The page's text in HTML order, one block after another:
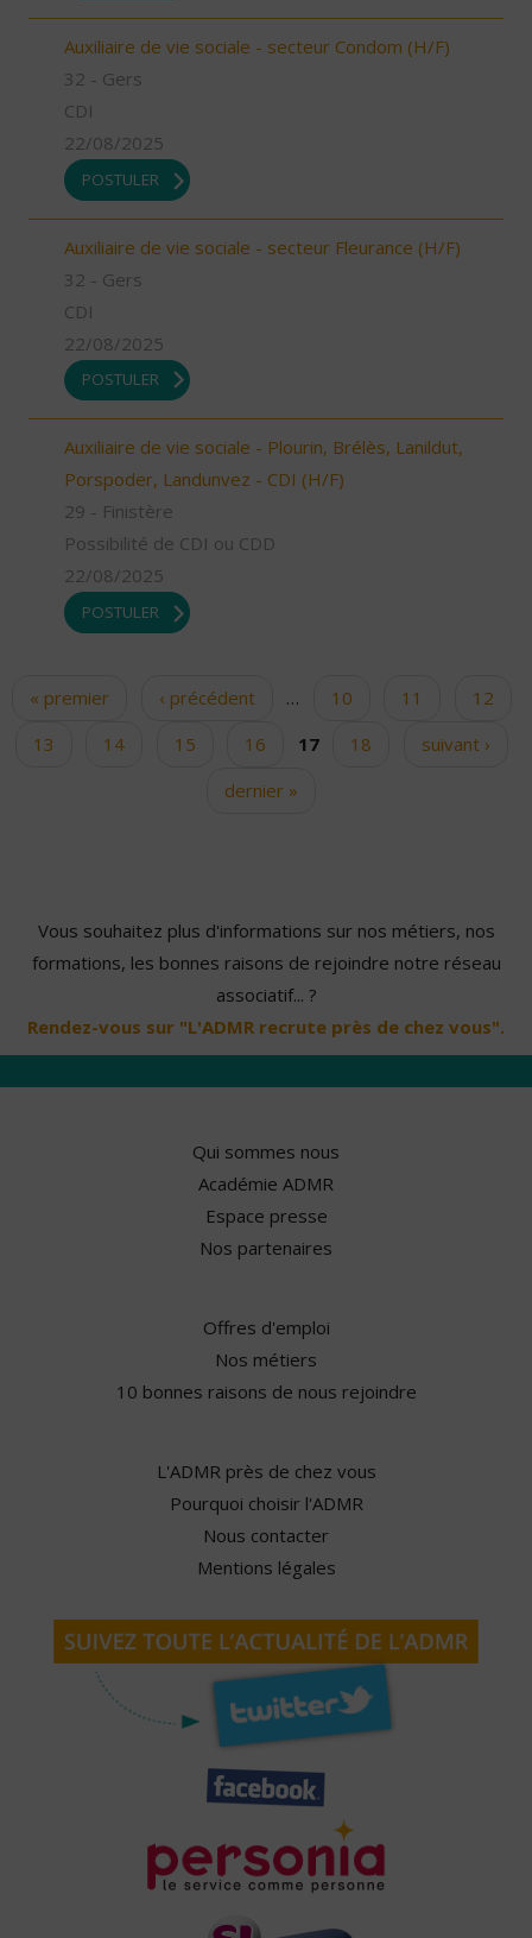
Auxiliaire de vie sociale - secteur Condom (H/F)
32 - Gers
CDI
22/08/2025
POSTULER
Auxiliaire de vie sociale - secteur Fleurance (H/F)
32 - Gers
CDI
22/08/2025
POSTULER
Auxiliaire de vie sociale - Plourin, Brélès, Lanildut,
Porspoder, Landunvez - CDI (H/F)
29 - Finistère
Possibilité de CDI ou CDD
22/08/2025
POSTULER
Pages
« premier ‹ précédent … 10 11
12
13
14 15 16 17 18
suivant ›
dernier »
Vous souhaitez plus d'informations sur nos métiers, nos
formations, les bonnes raisons de rejoindre notre réseau
associatif... ?
Rendez-vous sur "L'ADMR recrute près de chez vous".
Qui sommes nous
Académie ADMR
Espace presse
Nos partenaires
Offres d'emploi
Nos métiers
10 bonnes raisons de nous rejoindre
L'ADMR près de chez vous
Pourquoi choisir l'ADMR
Nous contacter
Mentions légales